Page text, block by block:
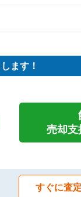
ます！
売却支
すぐに査